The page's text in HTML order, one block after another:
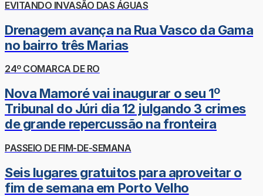
EVITANDO INVASÃO DAS ÁGUAS
Drenagem avança na Rua Vasco da Gama
no bairro três Marias
24º COMARCA DE RO
Nova Mamoré vai inaugurar o seu 1º
Tribunal do Júri dia 12 julgando 3 crimes
de grande repercussão na fronteira
PASSEIO DE FIM-DE-SEMANA
Seis lugares gratuitos para aproveitar o
fim de semana em Porto Velho